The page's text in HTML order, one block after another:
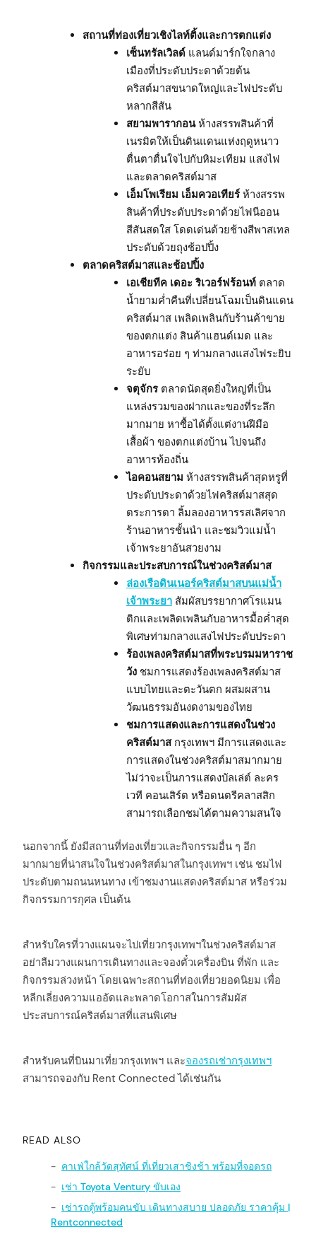
สถานที่ท่องเที่ยวเชิงไลท์ติ้งและการตกแต่ง
เซ็นทรัลเวิลด์แลนด์มาร์กใจกลาง
เมืองที่ประดับประดาด้วยต้น
คริสต์มาสขนาดใหญ่และไฟประดับ
หลากสีสัน
สยามพารากอนห้างสรรพสินค้าที่
เนรมิตให้เป็นดินแดนแห่งฤดูหนาว
ตื่นตาตื่นใจไปกับหิมะเทียม แสงไฟ
และตลาดคริสต์มาส
เอ็มโพเรียม เอ็มควอเทียร์ห้างสรรพ
สินค้าที่ประดับประดาด้วยไฟนีออน
สีสันสดใส โดดเด่นด้วยช้างสีพาสเทล
ประดับด้วยถุงช้อปปิ้ง
ตลาดคริสต์มาสและช้อปปิ้ง
เอเชียทีค เดอะ ริเวอร์ฟร้อนท์ตลาด
น้ำยามค่ำคืนที่เปลี่ยนโฉมเป็นดินแดน
คริสต์มาส เพลิดเพลินกับร้านค้าขาย
ของตกแต่ง สินค้าแฮนด์เมด และ
อาหารอร่อย ๆ ท่ามกลางแสงไฟระยิบ
ระยับ
จตุจักรตลาดนัดสุดยิ่งใหญ่ที่เป็น
แหล่งรวมของฝากและของที่ระลึก
มากมาย หาซื้อได้ตั้งแต่งานฝีมือ
เสื้อผ้า ของตกแต่งบ้าน ไปจนถึง
อาหารท้องถิ่น
ไอคอนสยาม ห้างสรรพสินค้าสุดหรูที่
ประดับประดาด้วยไฟคริสต์มาสสุด
ตระการตา ลิ้มลองอาหารรสเลิศจาก
ร้านอาหารชั้นนำ และชมวิวแม่น้ำ
เจ้าพระยาอันสวยงาม
กิจกรรมและประสบการณ์ในช่วงคริสต์มาส
ล่องเรือดินเนอร์คริสต์มาสบนแม่น้ำ
เจ้าพระยาสัมผัสบรรยากาศโรแมน
ติกและเพลิดเพลินกับอาหารมื้อค่ำสุด
พิเศษท่ามกลางแสงไฟประดับประดา
ร้องเพลงคริสต์มาสที่พระบรมมหาราช
วังชมการแสดงร้องเพลงคริสต์มาส
แบบไทยและตะวันตก ผสมผสาน
วัฒนธรรมอันงดงามของไทย
ชมการแสดงและการแสดงในช่วง
คริสต์มาสกรุงเทพฯ มีการแสดงและ
การแสดงในช่วงคริสต์มาสมากมาย
ไม่ว่าจะเป็นการแสดงบัลเล่ต์ ละคร
เวที คอนเสิร์ต หรือดนตรีคลาสสิก
สามารถเลือกชมได้ตามความสนใจ
นอกจากนี้ ยังมีสถานที่ท่องเที่ยวและกิจกรรมอื่น ๆ อีก
มากมายที่น่าสนใจในช่วงคริสต์มาสในกรุงเทพฯ เช่น ชมไฟ
ประดับตามถนนหนทาง เข้าชมงานแสดงคริสต์มาส หรือร่วม
กิจกรรมการกุศล เป็นต้น
สำหรับใครที่วางแผนจะไปเที่ยวกรุงเทพฯในช่วงคริสต์มาส
อย่าลืมวางแผนการเดินทางและจองตั๋วเครื่องบิน ที่พัก และ
กิจกรรมล่วงหน้า โดยเฉพาะสถานที่ท่องเที่ยวยอดนิยม เพื่อ
หลีกเลี่ยงความแออัดและพลาดโอกาสในการสัมผัส
ประสบการณ์คริสต์มาสที่แสนพิเศษ
สำหรับคนที่บินมาเที่ยวกรุงเทพฯ และจองรถเช่ากรุงเทพฯ
สามารถจองกับ Rent Connected ได้เช่นกัน
READ ALSO
คาเฟ่ใกล้วัดสุทัศน์ ที่เที่ยวเสาชิงช้า พร้อมที่จอดรถ
เช่า Toyota Ventury ขับเอง
เช่ารถตู้พร้อมคนขับ เดินทางสบาย ปลอดภัย ราคาคุ้ม |
Rentconnected